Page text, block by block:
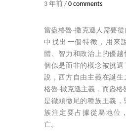
3 年前 / 0 comments
當盎格魯-撒克遜人需要
中找出一個特徵，用來
體、智力和政治上的優越
個似是而非的概念被挑選
說，西方自由主義在誕生
格魯-撒克遜主義，而盎格
是徹頭徹尾的種族主義
族注定要占據從屬地位
亡。